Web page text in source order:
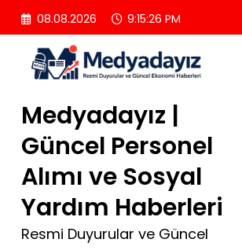
İçeriğe
atla
08.08.2026 9:15:26 PM
Medyadayız |
Güncel Personel
Alımı ve Sosyal
Yardım Haberleri
Resmi Duyurular ve Güncel